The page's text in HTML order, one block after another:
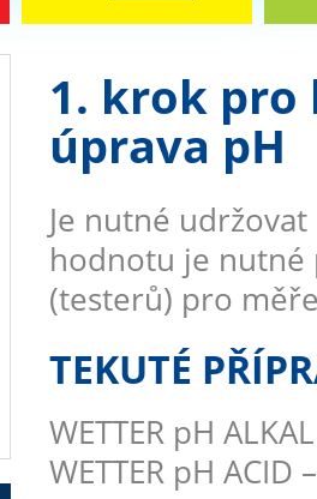
1. krok pro
úprava pH
Je nutné
hodnotu je nutné
(testerů) pro
TEKUTÉ
WETTER pH
WETTER pH